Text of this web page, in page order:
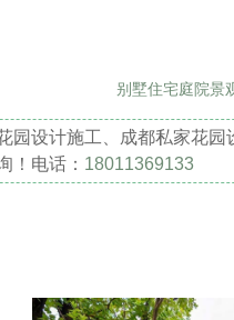
别墅住宅庭院景
园设计施工、成都私家花园
！电话： 18011369133